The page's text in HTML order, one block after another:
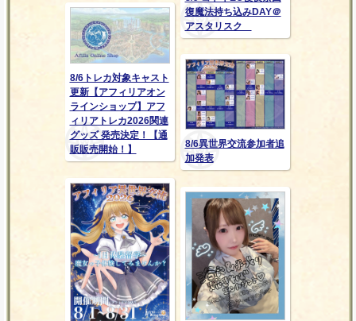
復魔法持ち込みDAY＠
アスタリスク
8/6トレカ対象キャスト
更新【アフィリアオン
ラインショップ】アフ
ィリアトレカ2026関連
グッズ 発売決定！【通
販販売開始！】
8/6異世界交流参加者追
加発表